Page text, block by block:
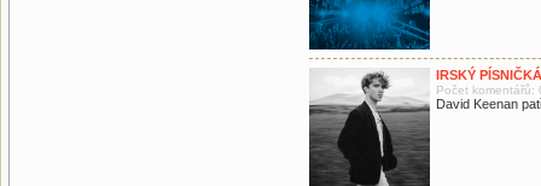
IRSKÝ
Počet komentářů:
David Keenan